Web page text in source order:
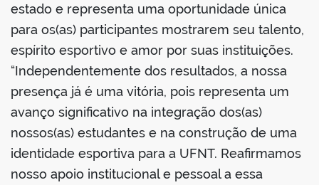
estado e representa uma oportunidade única
para os(as) participantes mostrarem seu talento,
espírito esportivo e amor por suas instituições.
“Independentemente dos resultados, a nossa
presença já é uma vitória, pois representa um
avanço significativo na integração dos(as)
nossos(as) estudantes e na construção de uma
identidade esportiva para a UFNT. Reafirmamos
nosso apoio institucional e pessoal a essa